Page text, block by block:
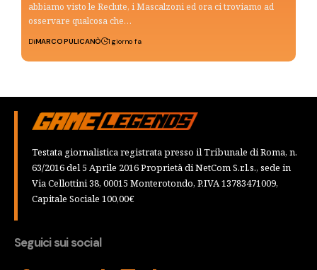
abbiamo visto le Reclute, i Mascalzoni ed ora ci troviamo ad
osservare qualcosa che…
DiMARCO PULICANÒ 1 giorno fa
Testata giornalistica registrata presso il Tribunale di Roma, n.
63/2016 del 5 Aprile 2016 Proprietà di NetCom S.r.l.s., sede in
Via Cellottini 38, 00015 Monterotondo, P.IVA 13783471009,
Capitale Sociale 100,00€
Seguici sui social